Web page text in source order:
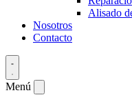
Alisado
Nosotros
Contacto
Menú